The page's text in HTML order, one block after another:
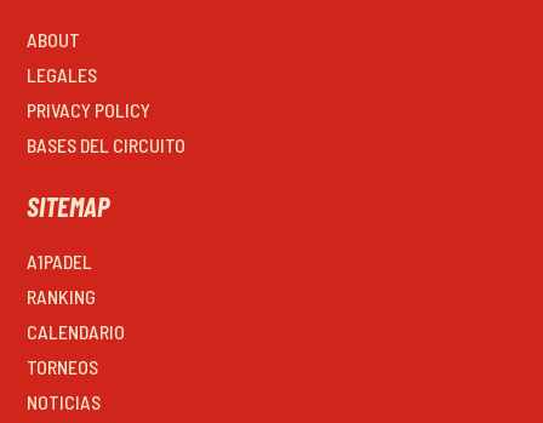
ABOUT
LEGALES
PRIVACY POLICY
BASES DEL CIRCUITO
SITEMAP
A1PADEL
RANKING
CALENDARIO
TORNEOS
NOTICIAS